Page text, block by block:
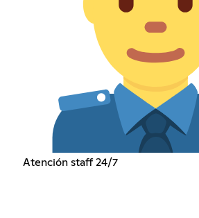
Atención staff 24/7